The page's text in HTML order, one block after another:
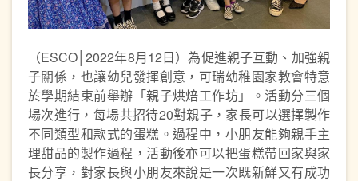
（ESCO│2022年8月12日）為促進親子互動、加強親
子關係，也讓幼兒發揮創意，可瑞幼稚園家教會特意
於學期結束前舉辦「親子烘焙工作坊」。活動分三個
場次進行，每場共招待20對親子，家長可以選擇製作
不同類型和款式的蛋糕。過程中，小朋友能夠親手主
理甜品的製作過程，活動後亦可以把蛋糕帶回家與家
長分享，對家長與小朋友來說是一次既新鮮又有成功